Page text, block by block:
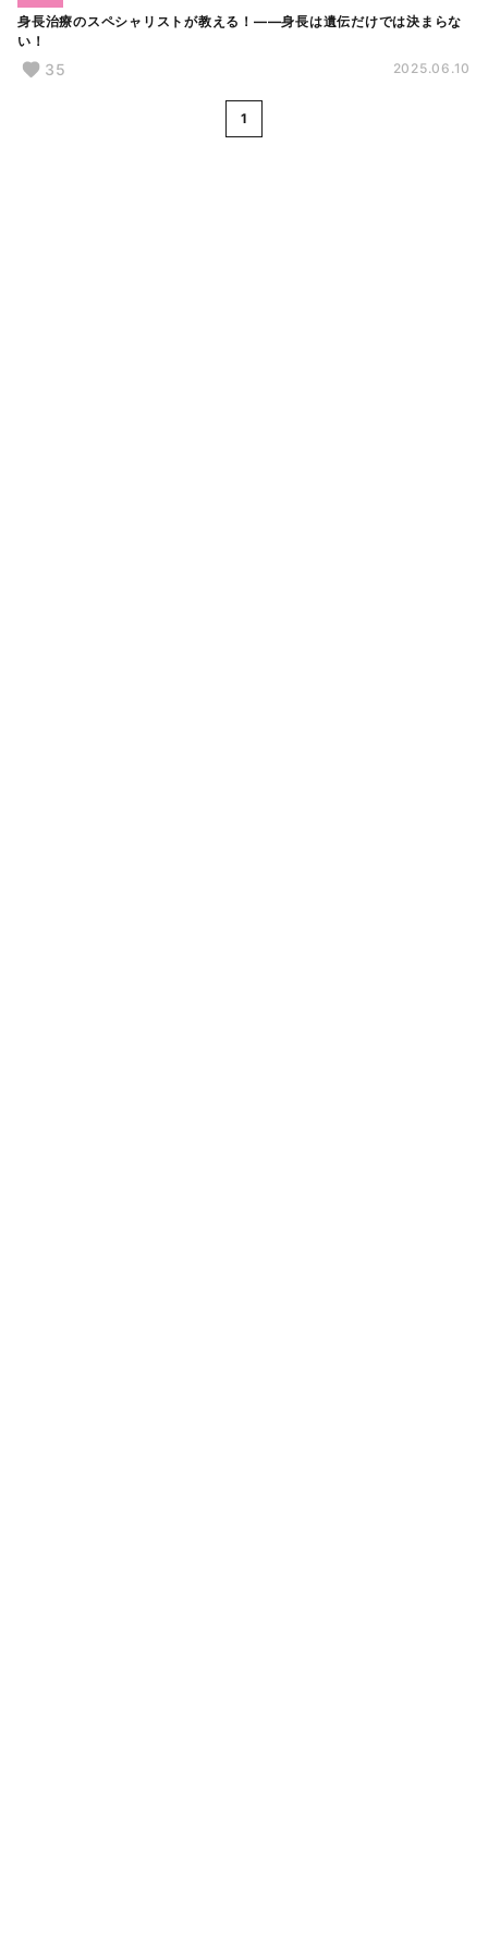
身長治療のスペシャリストが教える！――身長は遺伝だけでは決まらな
い！
35 2025.06.10
1